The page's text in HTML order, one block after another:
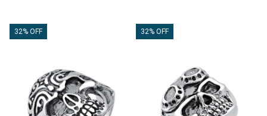
32% OFF 32% OFF